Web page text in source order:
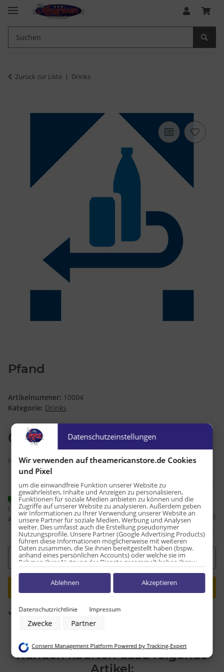
Zurück zur Liste Drinks
Pfand
Artikelnummer: 10004
Kategorie: Drinks
0,25 €
inkl. 19% USt. , zzgl.Versand
Sofort verfügbar
Lieferzeit:1 - 2 Werktage (DE - Ausland
abweichend)
Frage zum Artikel
Loading... Komponenten werden geladen ...
Kunden kauften dazu folgende
Artikel:
Datenschutzeinstellungen
Wir verwenden auf theamericanstore.de Cookies
und Pixel
um die einwandfreie Funktion unserer Website zu
gewährleisten, Inhalte und Anzeigen zu personalisieren,
Funktionen für soziale Medien anbieten zu können und die
Zugriffe auf unserer Website zu analysieren. Außerdem geben
wir Informationen zu Ihrer Verwendung unserer Website an
unsere Partner für soziale Medien, Werbung und Analysen
weiter. Dies umfasst auch die Erstellung pseudonymer
Nutzungsprofile. Unsere Partner (Google Advertising Products)
führen diese Informationen möglicherweise mit weiteren
Daten zusammen, die Sie ihnen bereitgestellt haben (bspw.
anhand eines persönlichen Accounts) oder welche sie im
Rahmen Ihrer Nutzung der Dienste gesammelt haben (bspw.
Nutzungsdaten anderer Geräte). Ihre Einwilligung zur Nutzung
von Cookies und Pixeln können Sie jederzeit widerrufen,
indem Sie auf den Datenschutz-Button links unten klicken und
dort die entsprechenden Anpassungen vornehmen.
Zwecke der Datenverarbeitung durch unsere Partner:
Verwendung reduzierter Daten zur Auswahl von Werbeanzeigen
Erstellung von Profilen zur Personalisierung von Inhalten
Verwendung von Profilen zur Auswahl personalisierter Inhalte
Messung der Werbeleistung
Datenschutzrichtlinie Impressum
Zwecke Partner
Ablehnen Akzeptieren
Consent Management Platform Powered by Tracking-Expert